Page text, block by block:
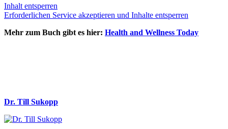
Inhalt entsperren
Erforderlichen Service akzeptieren und Inhalte entsperren
Mehr zum Buch gibt es hier: Health and Wellness Today
Dr. Till Sukopp